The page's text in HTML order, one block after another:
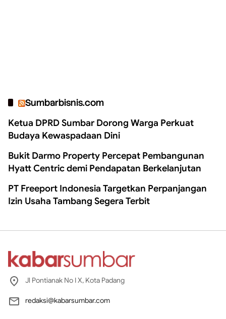
Sumbarbisnis.com
Ketua DPRD Sumbar Dorong Warga Perkuat
Budaya Kewaspadaan Dini
Bukit Darmo Property Percepat Pembangunan
Hyatt Centric demi Pendapatan Berkelanjutan
PT Freeport Indonesia Targetkan Perpanjangan
Izin Usaha Tambang Segera Terbit
Jl Pontianak No I X, Kota Padang
redaksi@kabarsumbar.com